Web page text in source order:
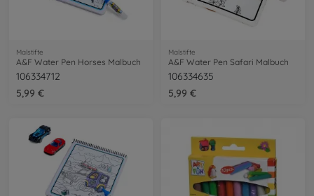
Malstifte
A&F Water Pen Horses Malbuch
106334712
5,99 €
Malstifte
A&F Water Pen Safari Malbuch
106334635
5,99 €